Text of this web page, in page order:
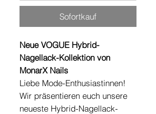
Sofortkauf
Neue VOGUE Hybrid-
Nagellack-Kollektion von
MonarX Nails
Liebe Mode-Enthusiastinnen!
Wir präsentieren euch unsere
neueste Hybrid-Nagellack-